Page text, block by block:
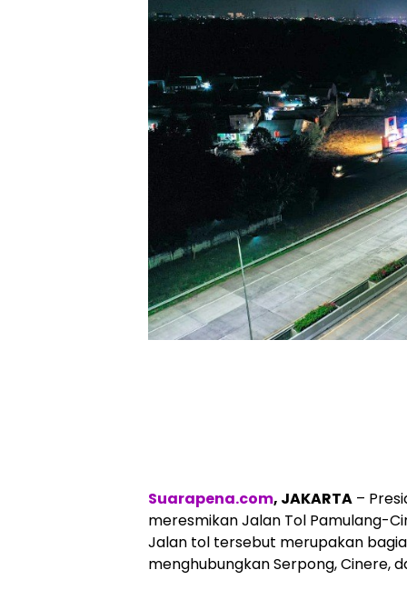
Suarapena.com, JAKARTA –
meresmikan Jalan Tol Pamulang-
Jalan tol tersebut merupakan
menghubungkan Serpong, Cinere,